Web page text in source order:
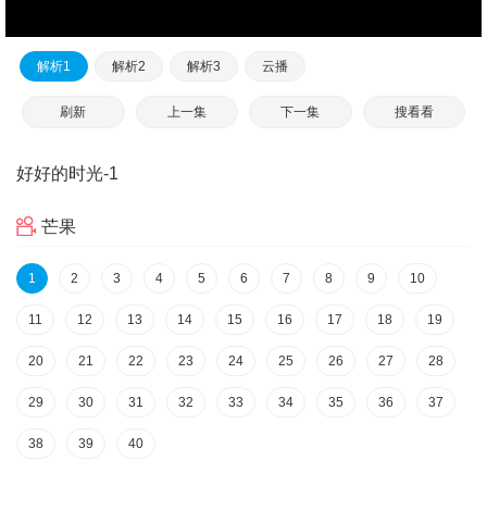
解析1 解析2 解析3 云播
刷新 上一集 下一集 搜看看
好好的时光-1
芒果
1 2 3 4 5 6 7 8 9 10
11 12 13 14 15 16 17 18 19
20 21 22 23 24 25 26 27 28
29 30 31 32 33 34 35 36 37
38 39 40